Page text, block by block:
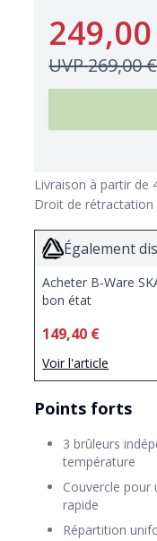
UVP269,00 €
Livraison à partir de
Droit de rétractation
Également
Acheter B-Ware
bon état
149,40 €
Voir l'article
Points forts
3 brûleurs
température
Couvercle pour
rapide
Répartition